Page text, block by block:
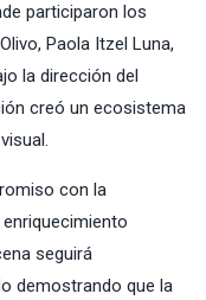
participaron los
Paola Itzel Luna,
la dirección del
creó un ecosistema
con la
seguirá
demostrando que la